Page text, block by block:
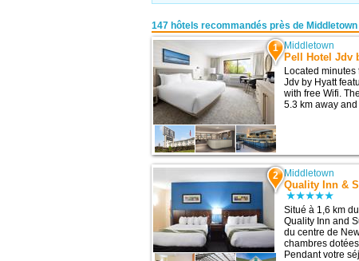
147 hôtels recommandés près de Middletown
1 Middletown
Pell Hotel Jdv
Located minutes
Jdv by Hyatt
with free Wifi.
5.3 km away and
2 Middletown
Quality Inn &
Situé à 1,6 km
Quality Inn and
du centre de
chambres
Pendant votre